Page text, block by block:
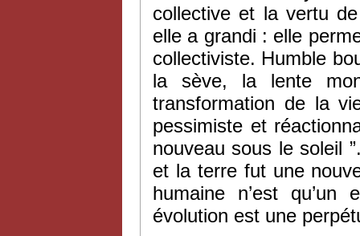
collective et la vertu
elle a grandi : elle
collectiviste. Humble
la sève, la lente
transformation de la
pessimiste et
nouveau sous le soleil
et la terre fut une
humaine n’est qu’un
évolution est une